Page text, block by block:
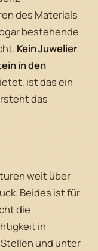
des Materials
bestehende
Kein Juwelier
in den
ist das ein
das
weit über
Beides ist für
die
in
und unter